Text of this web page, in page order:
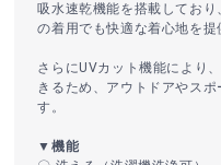
吸水速乾機能を搭載してお
の着用でも快適な着心地を提
さらにUVカット機能により
きるため、アウトドアやスポ
す。
▼機能